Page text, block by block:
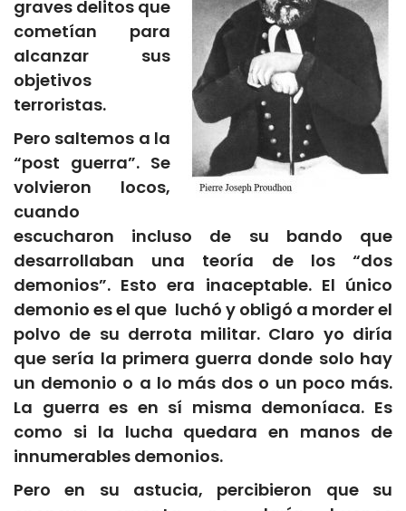
graves delitos que
cometían para
alcanzar sus
objetivos
terroristas.
Pero saltemos a la
“post guerra”. Se
volvieron locos,
cuando
escucharon incluso de su bando que
desarrollaban una teoría de los “dos
demonios”. Esto era inaceptable. El único
demonio es el que luchó y obligó a morder el
polvo de su derrota militar. Claro yo diría
que sería la primera guerra donde solo hay
un demonio o a lo más dos o un poco más.
La guerra es en sí misma demoníaca. Es
como si la lucha quedara en manos de
innumerables demonios.
Pero en su astucia, percibieron que su